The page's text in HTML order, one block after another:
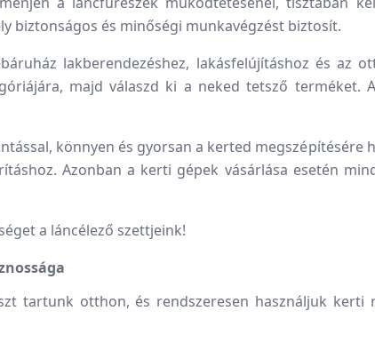
biztonságos és minőségi munkavégzést biztosít.
lakberendezéshez, lakásfelújításhoz és az
majd válaszd ki a neked tetsző
könnyen és gyorsan a kerted
Azonban a kerti gépek vásárlása esetén
a láncélező szettjeink!
tartunk otthon, és rendszeresen használjuk